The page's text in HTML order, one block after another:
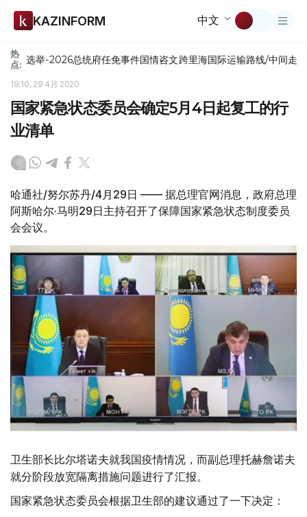
KAZINFORM 中文
热
点: 选举-2026总统府任免事件国情咨文跨里海国际运输路线/中间走廊
19:10, 29 4月 2020
国家紧急状态委员会确定5月4日起复工的行
业清单
哈通社/努尔苏丹/4月29日 —— 据总理官网消息，政府总理
阿斯哈尔·马明29日主持召开了保障国家紧急状态制度委员
会会议。
卫生部长比尔塔诺夫就我国疫情情况，而副总理托赫詹诺夫
就分阶段放宽隔离措施问题进行了汇报。
国家紧急状态委员会根据卫生部的建议通过了一下决定：